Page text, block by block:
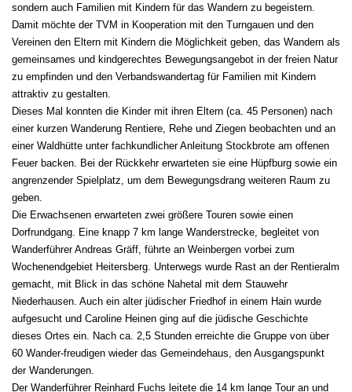
sondern auch Familien mit Kindern für das Wandern zu begeistern.
Damit möchte der TVM in Kooperation mit den Turngauen und den
Vereinen den Eltern mit Kindern die Möglichkeit geben, das Wandern als
gemeinsames und kindgerechtes Bewegungsangebot in der freien Natur
zu empfinden und den Verbandswandertag für Familien mit Kindern
attraktiv zu gestalten.
Dieses Mal konnten die Kinder mit ihren Eltern (ca. 45 Personen) nach
einer kurzen Wanderung Rentiere, Rehe und Ziegen beobachten und an
einer Waldhütte unter fachkundlicher Anleitung Stockbrote am offenen
Feuer backen. Bei der Rückkehr erwarteten sie eine Hüpfburg sowie ein
angrenzender Spielplatz, um dem Bewegungsdrang weiteren Raum zu
geben.
Die Erwachsenen erwarteten zwei größere Touren sowie einen
Dorfrundgang. Eine knapp 7 km lange Wanderstrecke, begleitet von
Wanderführer Andreas Gräff, führte an Weinbergen vorbei zum
Wochenendgebiet Heitersberg. Unterwegs wurde Rast an der Rentieralm
gemacht, mit Blick in das schöne Nahetal mit dem Stauwehr
Niederhausen. Auch ein alter jüdischer Friedhof in einem Hain wurde
aufgesucht und Caroline Heinen ging auf die jüdische Geschichte
dieses Ortes ein. Nach ca. 2,5 Stunden erreichte die Gruppe von über
60 Wander-freudigen wieder das Gemeindehaus, den Ausgangspunkt
der Wanderungen.
Der Wanderführer Reinhard Fuchs leitete die 14 km lange Tour an und